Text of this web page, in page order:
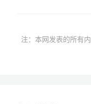
注：本网发表的所有